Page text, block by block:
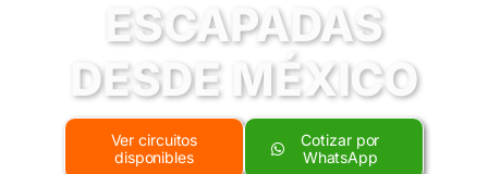
ESCAPADAS
DESDE MÉXICO
Ver circuitos
disponibles
Cotizar por
WhatsApp